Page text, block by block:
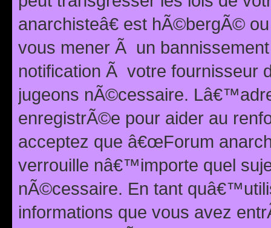
anarchisteâ€ est hÃ©bergÃ©
vous mener Ã un
notification Ã votre fournisseur
jugeons nÃ©cessaire.
enregistrÃ©e pour aider au
acceptez que â€œForum
verrouille nâ€™importe quel
nÃ©cessaire. En tant
informations que vous avez